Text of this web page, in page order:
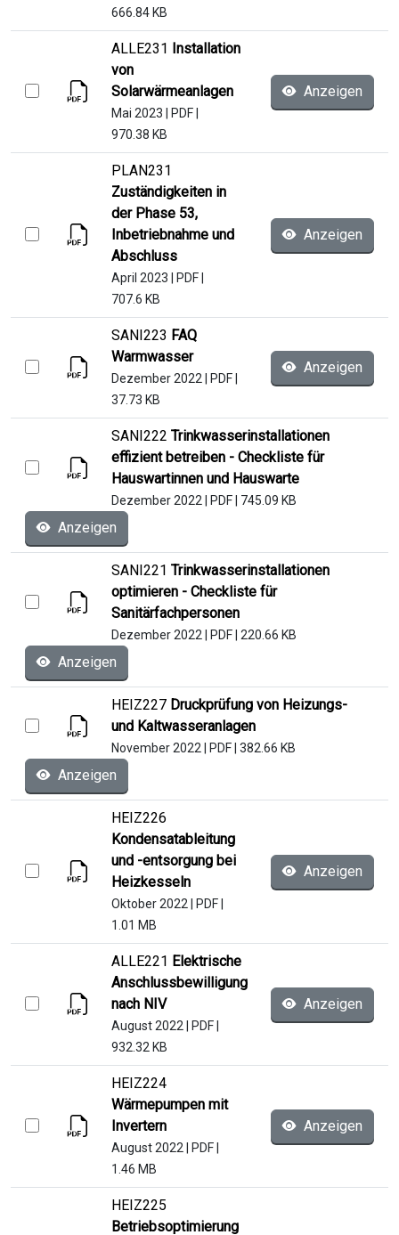
666.84 KB
ALLE231 Installation
von
Solarwärmeanlagen
Mai 2023 PDF
970.38 KB
Anzeigen
PLAN231
Zuständigkeiten in
der Phase 53,
Inbetriebnahme und
Abschluss
April 2023 PDF
707.6 KB
Anzeigen
SANI223 FAQ
Warmwasser
Dezember 2022 PDF
37.73 KB
Anzeigen
SANI222 Trinkwasserinstallationen
effizient betreiben - Checkliste für
Hauswartinnen und Hauswarte
Dezember 2022 PDF 745.09 KB
Anzeigen
SANI221 Trinkwasserinstallationen
optimieren - Checkliste für
Sanitärfachpersonen
Dezember 2022 PDF 220.66 KB
Anzeigen
HEIZ227 Druckprüfung von Heizungs-
und Kaltwasseranlagen
November 2022 PDF 382.66 KB
Anzeigen
HEIZ226
Kondensatableitung
und -entsorgung bei
Heizkesseln
Oktober 2022 PDF
1.01 MB
Anzeigen
ALLE221 Elektrische
Anschlussbewilligung
nach NIV
August 2022 PDF
932.32 KB
Anzeigen
HEIZ224
Wärmepumpen mit
Invertern
August 2022 PDF
1.46 MB
Anzeigen
HEIZ225
Betriebsoptimierung